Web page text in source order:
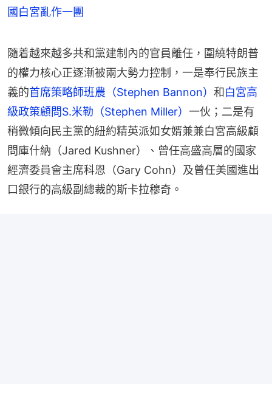
國白宮亂作一團
隨着越來越多共和黨建制內的官員離任，圍繞特朗普
的權力核心正逐漸被兩大勢力控制，一是奉行民族主
義的首席策略師班農（Stephen Bannon） 和 白宮高
級政策顧問S.米勒（Stephen Miller） 一伙；二是有
稍微傾向民主黨的紐約精英派如女婿兼兼白宮高級顧
問庫什納（Jared Kushner）、曾任高盛高層的國家
經濟委員會主席科恩（Gary Cohn）及曾任美國進出
口銀行的高級副總裁的斯卡拉穆奇。